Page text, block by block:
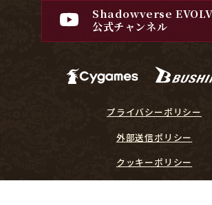
Shadowverse
公式チャンネル
プライバシーポリシー
外部送信ポリシー
クッキーポリシー